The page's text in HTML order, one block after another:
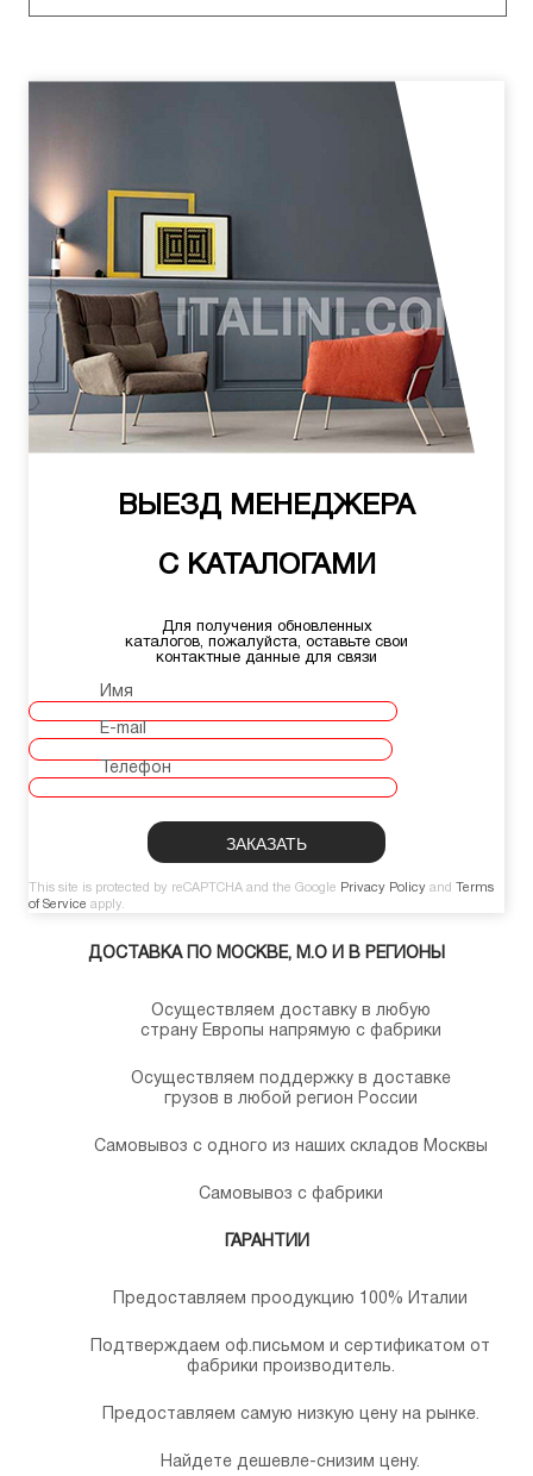
ВЫЕЗД МЕНЕДЖЕРА
С КАТАЛОГАМИ
Для получения обновленных
каталогов, пожалуйста, оставьте свои
контактные данные для связи
Имя
E-mail
Телефон
This site is protected by reCAPTCHA and the Google Privacy Policy and
Terms
of Service apply.
ДОСТАВКА ПО МОСКВЕ, М.О И В РЕГИОНЫ
Осуществляем доставку в любую
страну Европы напрямую с фабрики
Осуществляем поддержку в доставке
грузов в любой регион России
Самовывоз с одного из наших складов Москвы
Самовывоз с фабрики
ГАРАНТИИ
Предоставляем проодукцию 100% Италии
Подтверждаем оф.письмом и сертификатом от
фабрики производитель.
Предоставляем самую низкую цену на рынке.
Найдете дешевле-снизим цену.